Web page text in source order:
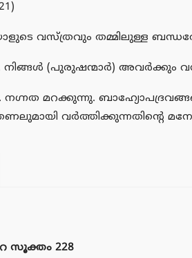
വസ്ത്രവും തമ്മിലുള്ള
നിങ്ങള്‍ (പുരുഷന്മാര്‍)
നഗ്നത മറക്കുന്നു.
തണലുമായി
സൂക്തം 228